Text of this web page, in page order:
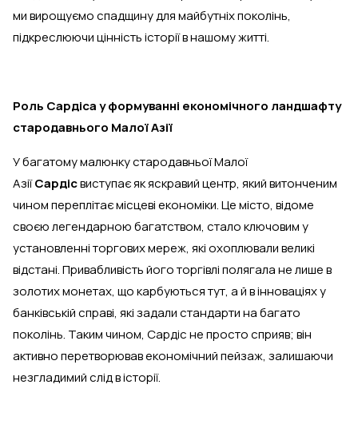
ми вирощуємо спадщину для майбутніх поколінь,
підкреслюючи цінність історії в нашому житті.
Роль Сардіса у формуванні економічного ландшафту
стародавнього Малої Азії
У багатому малюнку стародавньої Малої
АзіїСардісвиступає як яскравий центр, який витонченим
чином переплітає місцеві економіки. Це місто, відоме
своєю легендарною багатством, стало ключовим у
установленні торгових мереж, які охоплювали великі
відстані. Привабливість його торгівлі полягала не лише в
золотих монетах, що карбуються тут, а й в інноваціях у
банківській справі, які задали стандарти на багато
поколінь. Таким чином, Сардіс не просто сприяв; він
активно перетворював економічний пейзаж, залишаючи
незгладимий слід в історії.